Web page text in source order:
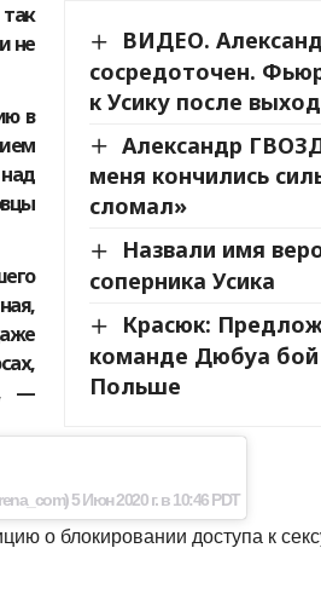
ВИДЕО.
сосредоточен.
к Усику после
Александр
меня кончились
сломал»
Назвали имя
соперника Усика
Красюк:
команде Дюбуа бой
Польше
не
в
—
5 Июн 2020 г. в 10:46 PDT
о блокировании доступа к